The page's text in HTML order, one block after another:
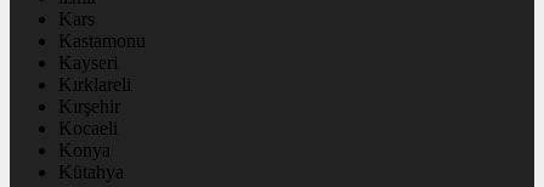
Kars
Kastamonu
Kayseri
Kırklareli
Kırşehir
Kocaeli
Konya
Kütahya